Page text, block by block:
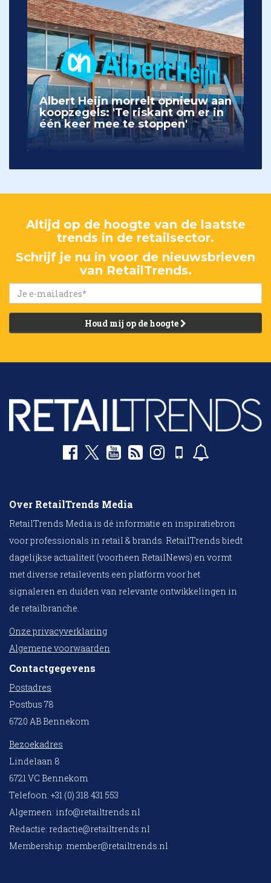
Albert Heijn morrelt opnieuw aan
koopzegels: 'Te riskant om er in
één keer mee te stoppen'
Altijd op de hoogte van de laatste
trends in de retailsector.
Schrijf je nu in voor de nieuwsbrieven
van RetailTrends.
Houd mij op de hoogte
Over RetailTrends Media
RetailTrends Media is dé informatie en inspiratiebron
voor professionals in retail & brands. RetailTrends biedt
dagelijkse actualiteit (voorheen RetailNews) en vormt
met diverse retailevents een platform voor het
signaleren en duiden van relevante ontwikkelingen in
de retailbranche.
Onze privacyverklaring
Algemene voorwaarden
Contactgegevens
Postadres
Postbus 78
6720 AB Bennekom
Bezoekadres
Lindelaan 8
6721 VC Bennekom
Telefoon: +31 (0) 318 431 553
Algemeen: info@retailtrends.nl
Redactie: redactie@retailtrends.nl
Membership: member@retailtrends.nl